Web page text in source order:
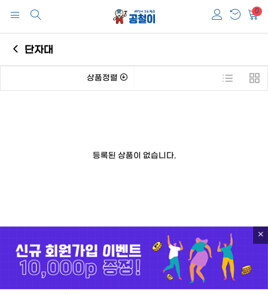
0
단자대
상품정렬
등록된 상품이 없습니다.